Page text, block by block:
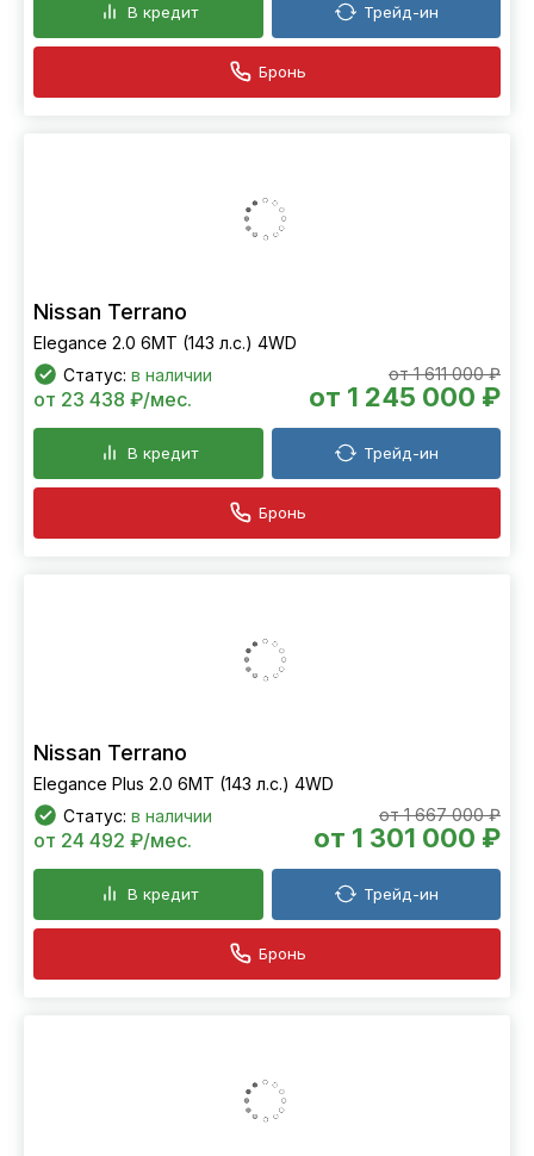
В кредит Трейд-ин
Бронь
Nissan Terrano
Elegance 2.0 6МТ (143 л.с.) 4WD
Статус: в наличии от 1 611 000 ₽
от 1 245 000 ₽
от 23 438 ₽/мес.
В кредит Трейд-ин
Бронь
Nissan Terrano
Elegance Plus 2.0 6МТ (143 л.с.) 4WD
Статус: в наличии от 1 667 000 ₽
от 1 301 000 ₽
от 24 492 ₽/мес.
В кредит Трейд-ин
Бронь